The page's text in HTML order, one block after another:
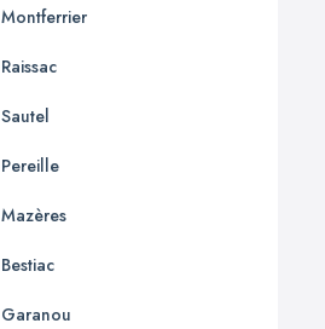
Montferrier
Raissac
Sautel
Pereille
Mazères
Bestiac
Garanou